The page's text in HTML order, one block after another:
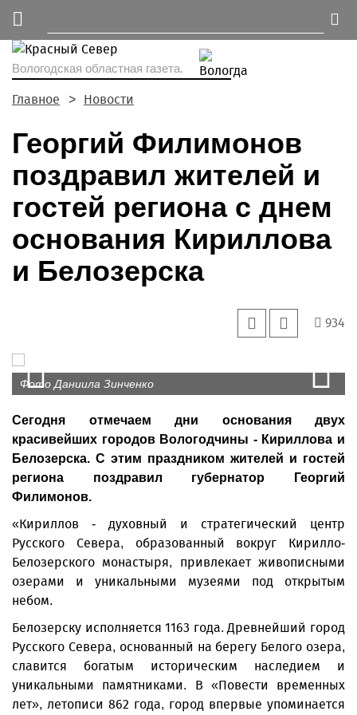
Вологодская областная газета.
Главное Новости
Георгий Филимонов
поздравил жителей и
гостей региона с днем
основания Кириллова
и Белозерска
934
Prev
Фото Даниила Зинченко
Фото Даниила Зинченко
Сегодня отмечаем дни основания двух
красивейших городов Вологодчины - Кириллова и
Белозерска. С этим праздником жителей и гостей
региона поздравил губернатор Георгий
Филимонов.
«Кириллов - духовный и стратегический центр
Русского Севера, образованный вокруг Кирилло-
Белозерского монастыря, привлекает живописными
озерами и уникальными музеями под открытым
небом.
Белозерску исполняется 1163 года. Древнейший город
Русского Севера, основанный на берегу Белого озера,
славится богатым историческим наследием и
уникальными памятниками. В «Повести временных
лет», летописи 862 года, город впервые упоминается